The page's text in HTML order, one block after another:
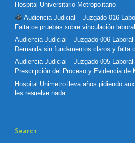
Hospital Universitario Metropolitano
Audiencia Judicial – Juzgado 016
Falta de pruebas sobre vinculación laboral
Audiencia Judicial – Juzgado 006 Laboral
Demanda sin fundamentos claros y falta
Audiencia Judicial – Juzgado 005 Laboral
Prescripción del Proceso y Evidencia de
Hospital Unimetro lleva años pidiendo
les resuelve nada
Search